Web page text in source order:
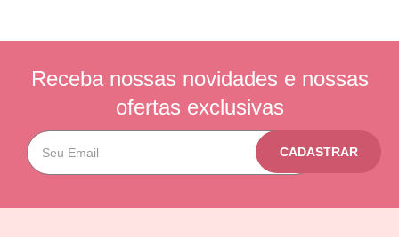
Receba nossas novidades e nossas
ofertas exclusivas
CADASTRAR